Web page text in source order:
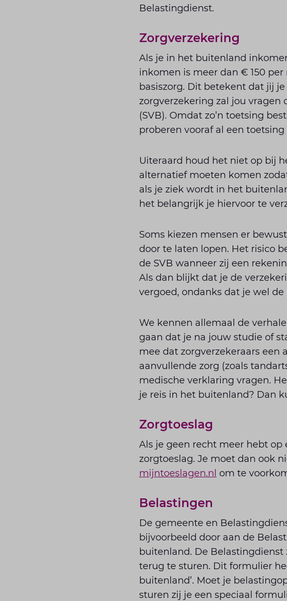
Belastingdienst.
Zorgverzekering
Als je in het buitenland
inkomen is meer dan € 150
basiszorg. Dit betekent dat jij
zorgverzekering zal jou vragen
(SVB). Omdat zo’n toetsing
proberen vooraf al een toetsing
Uiteraard houd het niet op bij
alternatief moeten komen
als je ziek wordt in het
het belangrijk je hiervoor te
Soms kiezen mensen er
door te laten lopen. Het risico
de SVB wanneer zij een
Als dan blijkt dat je de
vergoed, ondanks dat je wel
We kennen allemaal de
gaan dat je na jouw studie of
mee dat zorgverzekeraars een
aanvullende zorg (zoals
medische verklaring vragen.
je reis in het buitenland? Dan
Zorgtoeslag
Als je geen recht meer hebt op
zorgtoeslag. Je moet dan ook
mijntoeslagen.nl om te
Belastingen
De gemeente en
bijvoorbeeld door aan de
buitenland. De
terug te sturen. Dit formulier
buitenland’. Moet je
sturen zij je een speciaal